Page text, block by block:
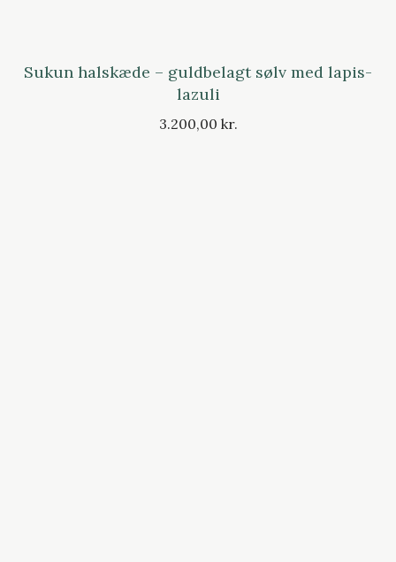
Sukun halskæde – guldbelagt sølv med lapis-
lazuli
3.200,00 kr.